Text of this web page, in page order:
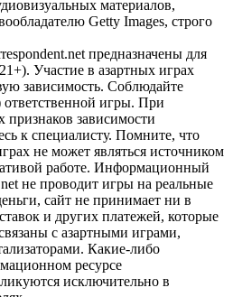
материалов,
Getty Images, строго
предназначены для
Участие в азартных играх
зависимость. Соблюдайте
игры. При
зависимости
к специалисту. Помните, что
не может являться источником
работе. Информационный
не проводит игры на реальные
сайт не принимает ни в
и других платежей, которые
с азартными играми,
Какие-либо
ресурсе
исключительно в